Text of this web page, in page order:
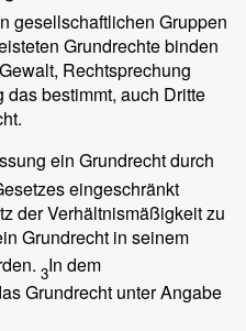
gesellschaftlichen Gruppen
Grundrechte binden
Rechtsprechung
bestimmt, auch Dritte
ein Grundrecht durch
eingeschränkt
der Verhältnismäßigkeit zu
Grundrecht in seinem
3In dem
Grundrecht unter Angabe